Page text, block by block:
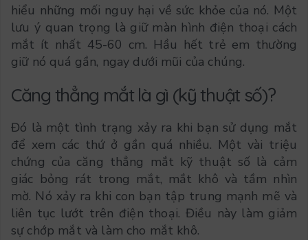
hiểu những mối nguy hại về sức khỏe của nó. Một
lưu ý quan trọng là giữ màn hình điện thoại cách
mắt ít nhất 45-60 cm. Hầu hết trẻ em thường
giữ nó quá gần, ngay dưới mũi của chúng.
Căng thẳng mắt là gì (kỹ thuật số)?
Đó là một tình trạng xảy ra khi bạn sử dụng mắt
để xem các thứ ở gần quá nhiều. Một vài triệu
chứng của căng thẳng mắt kỹ thuật số là cảm
giác bỏng rát trong mắt, mắt khô và tầm nhìn
mờ. Nó xảy ra khi con bạn tập trung mạnh mẽ và
liên tục lướt trên điện thoại. Điều này làm giảm
sự chớp mắt và làm cho mắt khô.